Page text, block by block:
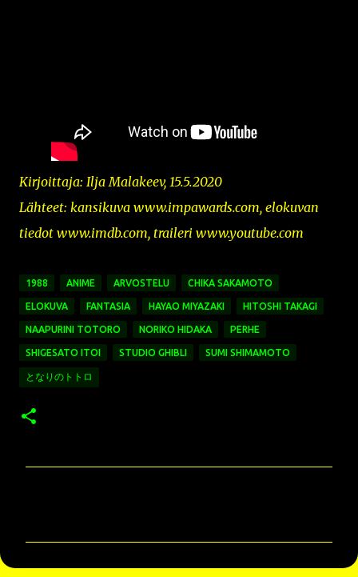
Kirjoittaja: Ilja Malakeev, 15.5.2020
Lähteet: kansikuva www.impawards.com, elokuvan
tiedot www.imdb.com, traileri www.youtube.com
1988 ANIME ARVOSTELU CHIKA SAKAMOTO
ELOKUVA FANTASIA HAYAO MIYAZAKI HITOSHI TAKAGI
NAAPURINI TOTORO NORIKO HIDAKA PERHE
SHIGESATO ITOI STUDIO GHIBLI SUMI SHIMAMOTO
となりのトトロ